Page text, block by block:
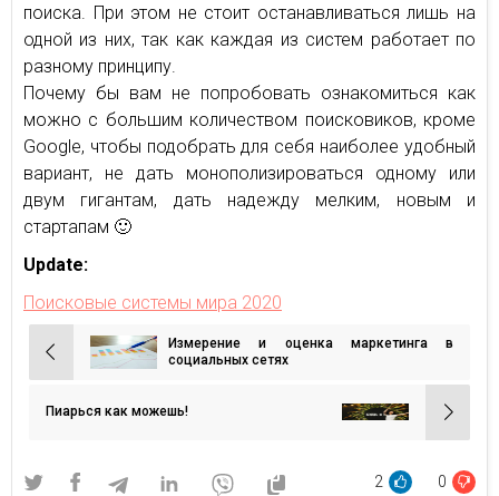
поиска. При этом не стоит останавливаться лишь на
одной из них, так как каждая из систем работает по
разному принципу.
Почему бы вам не попробовать ознакомиться как
можно с большим количеством поисковиков, кроме
Google, чтобы подобрать для себя наиболее удобный
вариант, не дать монополизироваться одному или
двум гигантам, дать надежду мелким, новым и
стартапам 🙂
Update:
Поисковые системы мира 2020
Навигация
по
записям
Измерение и оценка маркетинга в
социальных сетях
Пиарься как можешь!
2 0